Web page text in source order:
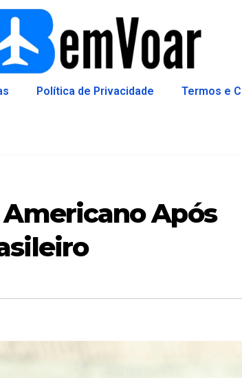
Política de Privacidade Termos e
Após